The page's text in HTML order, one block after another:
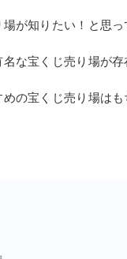
が知りたい！と思っ
な宝くじ売り場が存
の宝くじ売り場は